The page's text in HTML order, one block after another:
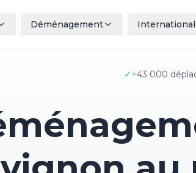
Déménagement International
✓+43 000